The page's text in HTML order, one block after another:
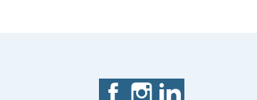
FacebookInstagram